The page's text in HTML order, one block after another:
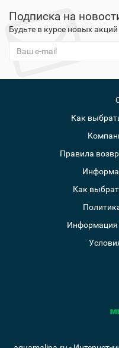
Подписка на
Будьте в курсе новых
Как
Правила
Как
Информация